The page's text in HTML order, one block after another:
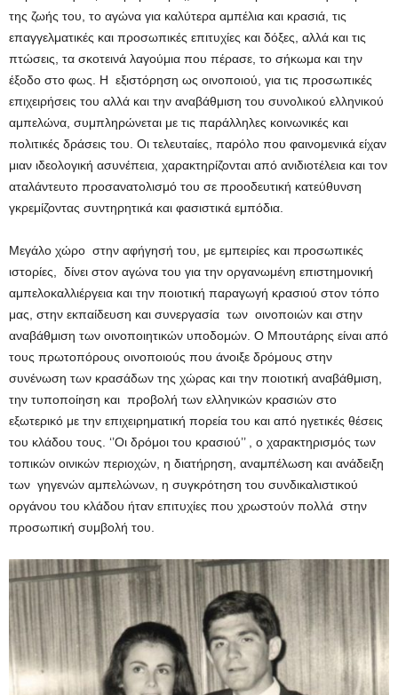
της ζωής του, το αγώνα για καλύτερα αμπέλια και κρασιά, τις
επαγγελματικές και προσωπικές επιτυχίες και δόξες, αλλά και τις
πτώσεις, τα σκοτεινά λαγούμια που πέρασε, το σήκωμα και την
έξοδο στο φως. Η εξιστόρηση ως οινοποιού, για τις προσωπικές
επιχειρήσεις του αλλά και την αναβάθμιση του συνολικού ελληνικού
αμπελώνα, συμπληρώνεται με τις παράλληλες κοινωνικές και
πολιτικές δράσεις του. Οι τελευταίες, παρόλο που φαινομενικά είχαν
μιαν ιδεολογική ασυνέπεια, χαρακτηρίζονται από ανιδιοτέλεια και τον
αταλάντευτο προσανατολισμό του σε προοδευτική κατεύθυνση
γκρεμίζοντας συντηρητικά και φασιστικά εμπόδια.
Μεγάλο χώρο στην αφήγησή του, με εμπειρίες και προσωπικές
ιστορίες, δίνει στον αγώνα του για την οργανωμένη επιστημονική
αμπελοκαλλιέργεια και την ποιοτική παραγωγή κρασιού στον τόπο
μας, στην εκπαίδευση και συνεργασία των οινοποιών και στην
αναβάθμιση των οινοποιητικών υποδομών. Ο Μπουτάρης είναι από
τους πρωτοπόρους οινοποιούς που άνοιξε δρόμους στην
συνένωση των κρασάδων της χώρας και την ποιοτική αναβάθμιση,
την τυποποίηση και προβολή των ελληνικών κρασιών στο
εξωτερικό με την επιχειρηματική πορεία του και από ηγετικές θέσεις
του κλάδου τους. ‘’Οι δρόμοι του κρασιού’’ , ο χαρακτηρισμός των
τοπικών οινικών περιοχών, η διατήρηση, αναμπέλωση και ανάδειξη
των γηγενών αμπελώνων, η συγκρότηση του συνδικαλιστικού
οργάνου του κλάδου ήταν επιτυχίες που χρωστούν πολλά στην
προσωπική συμβολή του.